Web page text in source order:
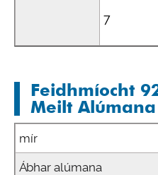
7
Feidhmíocht
Meilt Alúmana
mír
Ábhar alúmana